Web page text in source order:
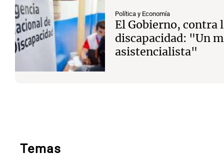
Política y Economía
El Gobierno, contra
discapacidad: "Un
asistencialista"
Temas